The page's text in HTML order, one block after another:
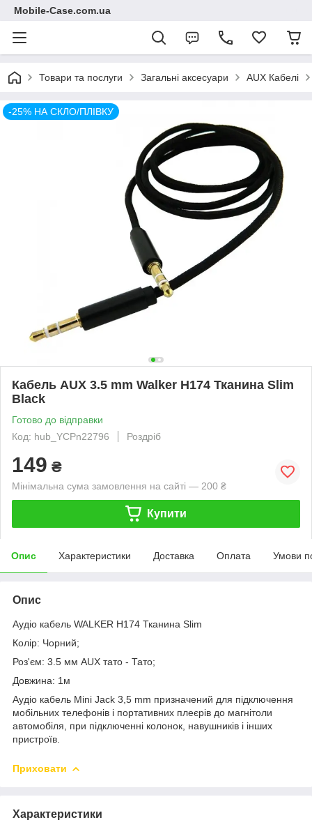
Mobile-Case.com.ua
Товари та послуги Загальні аксесуари AUX Кабелі
-25% НА СКЛО/ПЛІВКУ
Кабель AUX 3.5 mm Walker H174 Тканина Slim
Black
Готово до відправки
Код: hub_YCPn22796
Роздріб
149 ₴
Мінімальна сума замовлення на сайті — 200 ₴
Купити
Опис Характеристики Доставка Оплата Умови
Опис
Аудіо кабель WALKER H174 Тканина Slim
Колір: Чорний;
Роз'єм: 3.5 мм AUX тато - Тато;
Довжина: 1м
Аудіо кабель Mini Jack 3,5 mm призначений для підключення
мобільних телефонів і портативних плеєрів до магнітоли
автомобіля, при підключенні колонок, навушників і інших
пристроїв.
Приховати
Характеристики